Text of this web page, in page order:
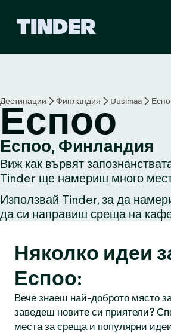
Н
а
ч
а
л
о
Дестинации Финландия Uusimaa
Еспоо
Еспоо, Финландия
Виж как вървят
Tinder ще намериш много
Използвай Tinder, за да
да си направиш среща на
Няколко идеи
Еспоо:
Вече знаеш най-доброто място
заведеш новите си приятели?
места за среща и популярни